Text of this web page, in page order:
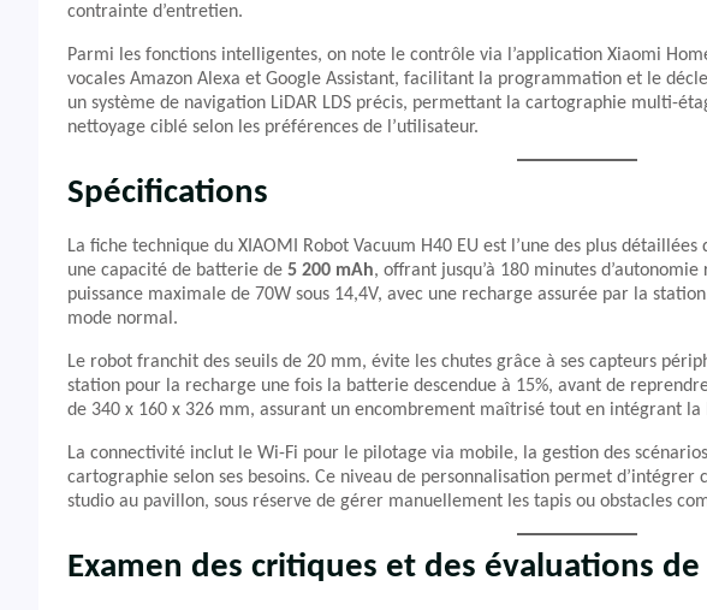
contrainte d’entretien.
Parmi les fonctions intelligentes, on note le contrôle via l’application Xiaomi
vocales Amazon Alexa et Google Assistant, facilitant la programmation et le
un système de navigation LiDAR LDS précis, permettant la cartographie multi-
nettoyage ciblé selon les préférences de l’utilisateur.
Spécifications
La fiche technique du XIAOMI Robot Vacuum H40 EU est l’une des plus
une capacité de batterie de 5 200 mAh, offrant jusqu’à 180 minutes
puissance maximale de 70W sous 14,4V, avec une recharge assurée par la
mode normal.
Le robot franchit des seuils de 20 mm, évite les chutes grâce à ses capteurs
station pour la recharge une fois la batterie descendue à 15%, avant de
de 340 x 160 x 326 mm, assurant un encombrement maîtrisé tout en intégrant la
La connectivité inclut le Wi-Fi pour le pilotage via mobile, la gestion des
cartographie selon ses besoins. Ce niveau de personnalisation permet d’intégrer
studio au pavillon, sous réserve de gérer manuellement les tapis ou obstacles
Examen des critiques et des évaluations